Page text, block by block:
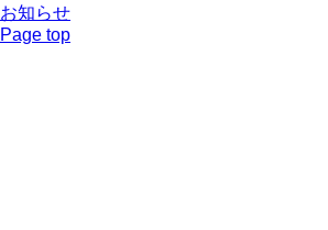
お知らせ
Page top